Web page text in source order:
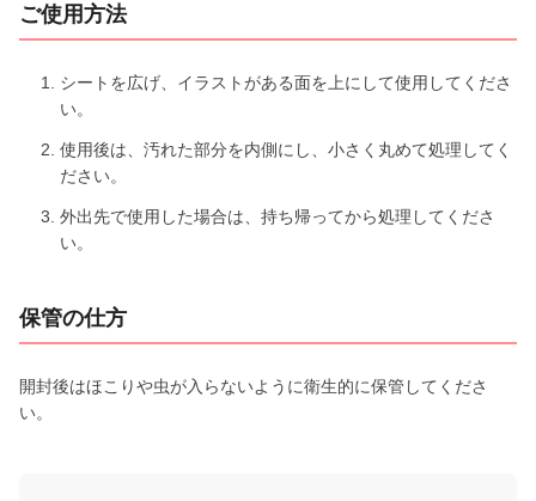
ご使用方法
シートを広げ、イラストがある面を上にして使用してくださ
い。
使用後は、汚れた部分を内側にし、小さく丸めて処理してく
ださい。
外出先で使用した場合は、持ち帰ってから処理してくださ
い。
保管の仕方
開封後はほこりや虫が入らないように衛生的に保管してくださ
い。